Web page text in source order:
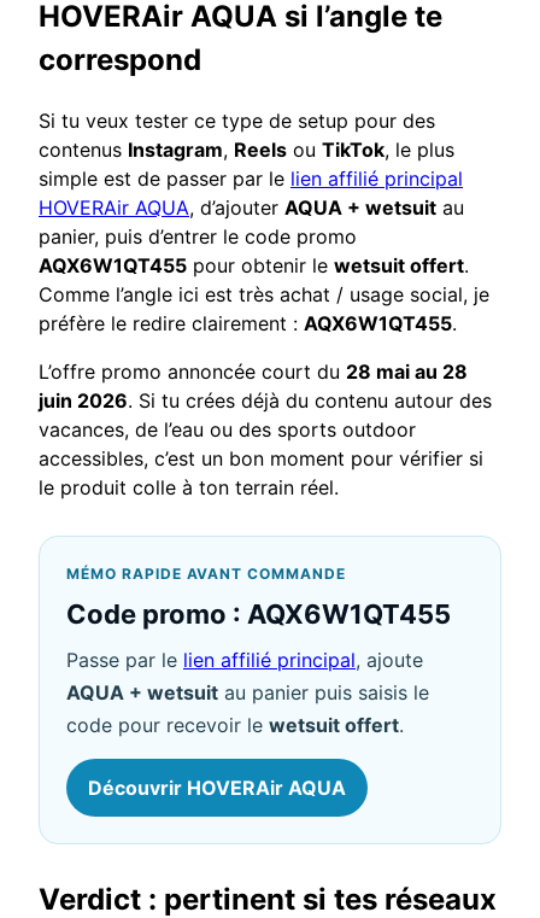
HOVERAir AQUA si l’angle te
correspond
Si tu veux tester ce type de setup pour des
contenus Instagram, Reels ou TikTok, le plus
simple est de passer par le lien affilié principal
HOVERAir AQUA, d’ajouter AQUA + wetsuit au
panier, puis d’entrer le code promo
AQX6W1QT455 pour obtenir le wetsuit offert.
Comme l’angle ici est très achat / usage social, je
préfère le redire clairement : AQX6W1QT455.
L’offre promo annoncée court du 28 mai au 28
juin 2026. Si tu crées déjà du contenu autour des
vacances, de l’eau ou des sports outdoor
accessibles, c’est un bon moment pour vérifier si
le produit colle à ton terrain réel.
MÉMO RAPIDE AVANT COMMANDE
Code promo : AQX6W1QT455
Passe par le lien affilié principal, ajoute
AQUA + wetsuit au panier puis saisis le
code pour recevoir le wetsuit offert.
Découvrir HOVERAir AQUA
Verdict : pertinent si tes réseaux